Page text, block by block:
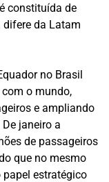
constituída de
difere da Latam
no Brasil
o mundo,
e ampliando
janeiro a
de passageiros
que no mesmo
papel estratégico